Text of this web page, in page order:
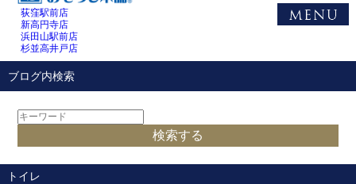
荻窪駅前店
新高円寺店
浜田山駅前店
杉並高井戸店
ブログ内検索
トイレ